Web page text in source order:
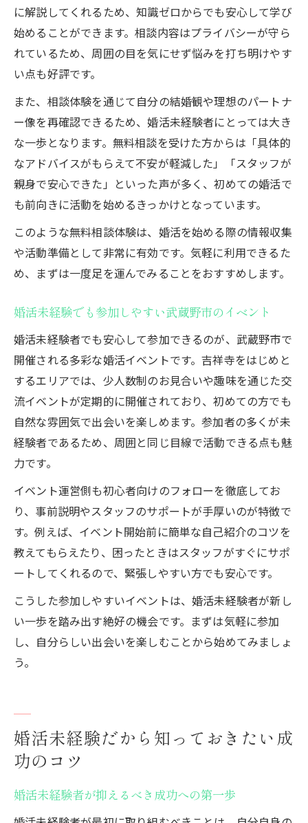
に解説してくれるため、知識ゼロからでも安心して学び
始めることができます。相談内容はプライバシーが守ら
れているため、周囲の目を気にせず悩みを打ち明けやす
い点も好評です。
また、相談体験を通じて自分の結婚観や理想のパートナ
ー像を再確認できるため、婚活未経験者にとっては大き
な一歩となります。無料相談を受けた方からは「具体的
なアドバイスがもらえて不安が軽減した」「スタッフが
親身で安心できた」といった声が多く、初めての婚活で
も前向きに活動を始めるきっかけとなっています。
このような無料相談体験は、婚活を始める際の情報収集
や活動準備として非常に有効です。気軽に利用できるた
め、まずは一度足を運んでみることをおすすめします。
婚活未経験でも参加しやすい武蔵野市のイベント
婚活未経験者でも安心して参加できるのが、武蔵野市で
開催される多彩な婚活イベントです。吉祥寺をはじめと
するエリアでは、少人数制のお見合いや趣味を通じた交
流イベントが定期的に開催されており、初めての方でも
自然な雰囲気で出会いを楽しめます。参加者の多くが未
経験者であるため、周囲と同じ目線で活動できる点も魅
力です。
イベント運営側も初心者向けのフォローを徹底してお
り、事前説明やスタッフのサポートが手厚いのが特徴で
す。例えば、イベント開始前に簡単な自己紹介のコツを
教えてもらえたり、困ったときはスタッフがすぐにサポ
ートしてくれるので、緊張しやすい方でも安心です。
こうした参加しやすいイベントは、婚活未経験者が新し
い一歩を踏み出す絶好の機会です。まずは気軽に参加
し、自分らしい出会いを楽しむことから始めてみましょ
う。
婚活未経験だから知っておきたい成
功のコツ
婚活未経験者が抑えるべき成功への第一歩